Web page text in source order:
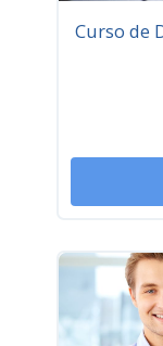
Curso de